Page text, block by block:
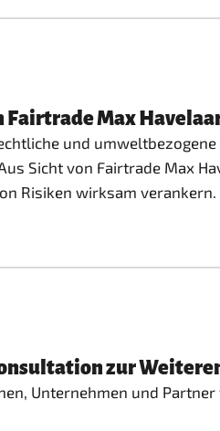
Max
und
Sicht von Fairtrade Max
Risiken wirksam verankern.
zur
Unternehmen und